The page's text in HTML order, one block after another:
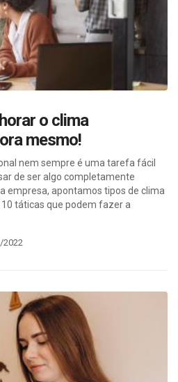
o clima
mesmo!
nem sempre é uma tarefa fácil
de ser algo completamente
empresa, apontamos tipos de clima
táticas que podem fazer a
2022